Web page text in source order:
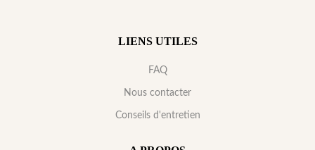
LIENS UTILES
FAQ
Nous contacter
Conseils d'entretien